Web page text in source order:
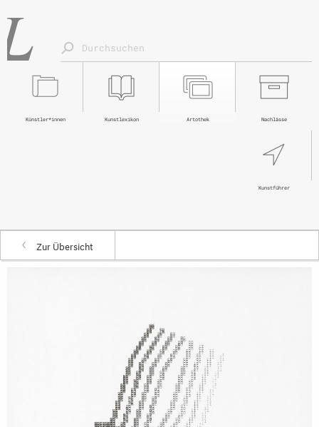
Nachlässe
Artothek
Kunstlexikon
Künstler*innen
Kunstführer
Zur Übersicht